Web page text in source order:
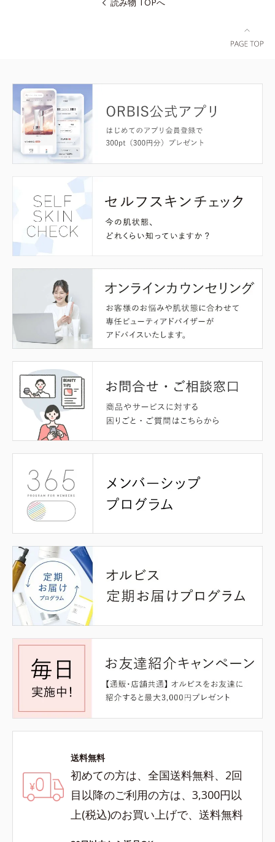
送料無料
初めての方は、全国送料無料、2回
目以降のご利用の方は、3,300円以
上(税込)のお買い上げで、送料無料